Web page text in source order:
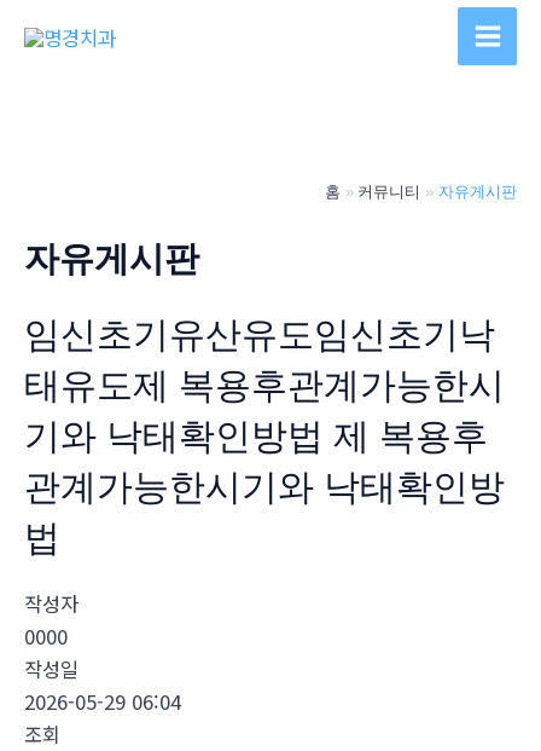
Main
홈 커뮤니티 자유게시판
자유게시판
임신초기유산유도임신초기낙
태유도제 복용후관계가능한시
기와 낙태확인방법 제 복용후
관계가능한시기와 낙태확인방
법
작성자
0000
작성일
2026-05-29 06:04
조회